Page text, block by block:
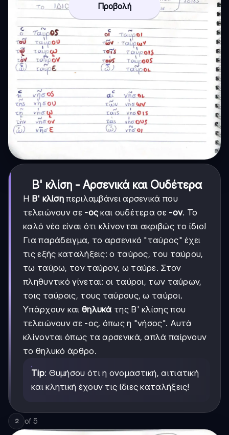
Προβολή
Β' κλίση - Αρσενικά και Ουδέτερα
Η Β' κλίση περιλαμβάνει αρσενικά που
τελειώνουν σε -οςκαι ουδέτερα σε -ον. Το
καλό νέο είναι ότι κλίνονται ακριβώς το ίδιο!
Για παράδειγμα, το αρσενικό "ταύρος" έχει
τις εξής καταλήξεις: ο ταύρος, του ταύρου,
τω ταύρω, τον ταύρον, ω ταύρε. Στον
πληθυντικό γίνεται: οι ταύροι, των ταύρων,
τοις ταύροις, τους ταύρους, ω ταύροι.
Υπάρχουν και θηλυκά της Β' κλίσης που
τελειώνουν σε -ος, όπως η "νήσος". Αυτά
κλίνονται όπως τα αρσενικά, απλά παίρνουν
το θηλυκό άρθρο.
Tip: Θυμήσου ότι η ονομαστική, αιτιατική
και κλητική έχουν τις ίδιες καταλήξεις!
2 of 5